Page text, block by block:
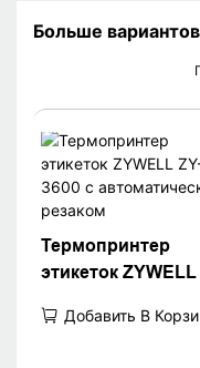
Больше вариантов
Термопринтер
этикеток ZYWELL
автоматическим
Добавить В